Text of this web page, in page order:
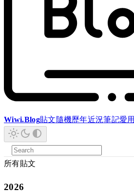
Wiwi.Blog貼文隨機歷年近況筆記愛用
所有貼文
2026